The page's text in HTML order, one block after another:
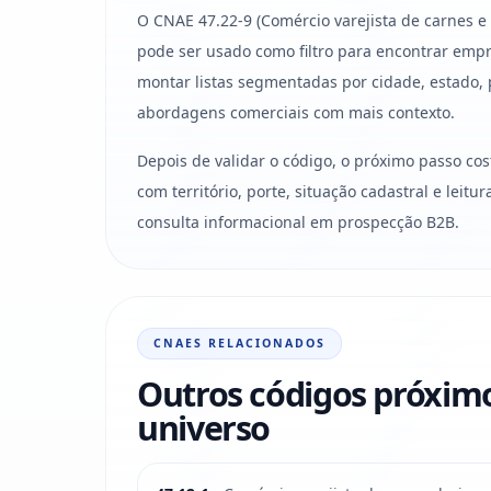
O CNAE 47.22-9 (Comércio varejista de carnes
pode ser usado como filtro para encontrar
montar listas segmentadas por cidade,
abordagens comerciais com mais contexto.
Depois de validar o código, o próximo passo
com território, porte, situação cadastral e
consulta informacional em prospecção B2B.
CNAES RELACIONADOS
Outros códigos
universo